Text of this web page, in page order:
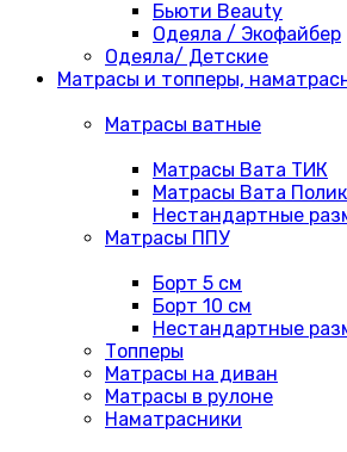
Бьюти Beauty
Одеяла / Экофайбер
Одеяла/ Детские
Матрасы и топперы,
Матрасы ватные
Матрасы Вата ТИК
Матрасы Вата
Нестандартные
Матрасы ППУ
Борт 5 см
Борт 10 см
Нестандартные
Топперы
Матрасы на диван
Матрасы в рулоне
Наматрасники